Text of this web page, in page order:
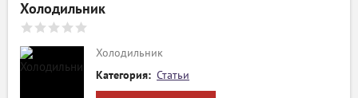
Холодильник
Холодильник
Категория: Статьи